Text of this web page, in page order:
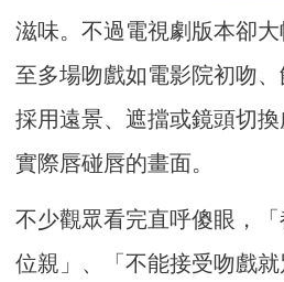
滋味。不過電視劇版本卻
至多場吻戲如電影院初吻
採用遠景、遮擋或鏡頭切
實際唇碰唇的畫面。
不少觀眾看完直呼傻眼，
位親」、「不能接受吻戲就